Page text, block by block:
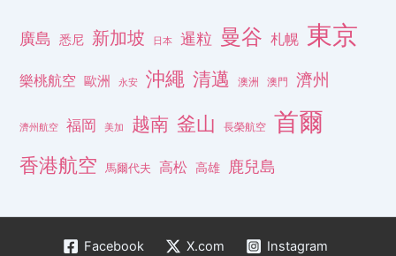
廣島 悉尼 新加坡 日本 暹粒 曼谷 札幌 東京
樂桃航空 歐洲 永安 沖繩 清邁 澳洲 澳門 濟州
濟州航空 福岡 美加 越南 釜山 長榮航空 首爾
香港航空 馬爾代夫 高松 高雄 鹿兒島
Facebook X.com Instagram